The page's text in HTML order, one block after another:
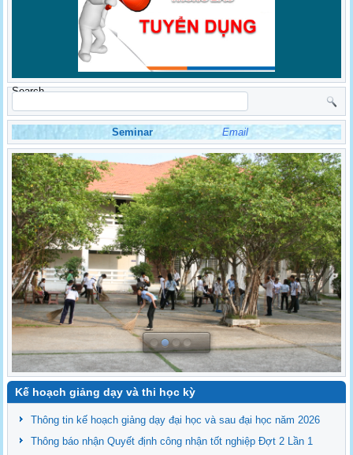
Search
Seminar Email
Kế hoạch giảng dạy và thi học kỳ
Thông tin kế hoạch giảng dạy đại học và sau đại học năm 2026
Thông báo nhận Quyết định công nhận tốt nghiệp Đợt 2 Lần 1